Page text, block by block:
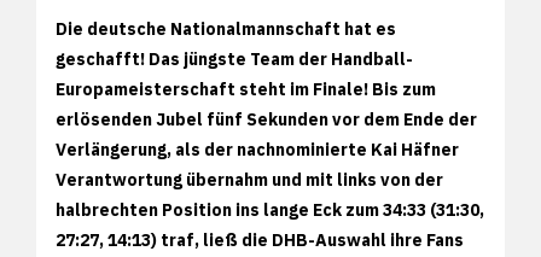
Die deutsche Nationalmannschaft hat es
geschafft! Das jüngste Team der Handball-
Europameisterschaft steht im Finale! Bis zum
erlösenden Jubel fünf Sekunden vor dem Ende der
Verlängerung, als der nachnominierte Kai Häfner
Verantwortung übernahm und mit links von der
halbrechten Position ins lange Eck zum 34:33 (31:30,
27:27, 14:13) traf, ließ die DHB-Auswahl ihre Fans